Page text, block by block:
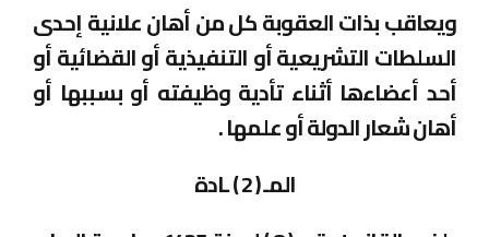
ويعاقب بذات العقوبة كل من أهان علانية إحدى
السلطات التشريعية أو التنفيذية أو القضائية أو
أحد أعضاءها أثناء تأدية وظيفته أو بسببها أو
أهان شعار الدولة أو علمها .
المـ ( 2 ) ـادة